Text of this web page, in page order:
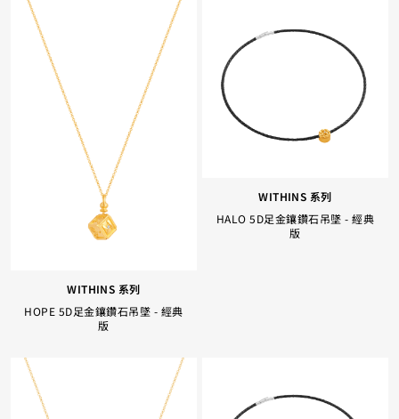
WITHINS 系列
HOPE 5D足金鑲鑽石吊墜 - 經典
版
WITHINS 系列
HALO 5D足金鑲鑽石吊墜 - 經典
版